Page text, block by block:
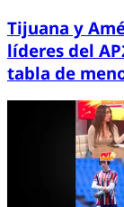
Tijuana y
líderes del
tabla de